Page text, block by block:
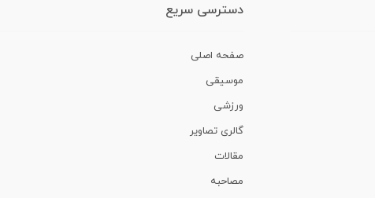
دسترسی سریع
صفحه اصلی
موسیقی
ورزشی
گالری تصاویر
مقالات
مصاحبه